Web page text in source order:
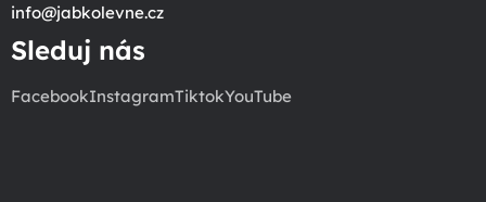
info@jabkolevne.cz
Sleduj nás
FacebookInstagramTiktokYouTube